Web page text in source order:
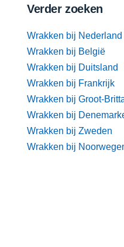
Verder zoeken
Wrakken bij Nederland
Wrakken bij België
Wrakken bij Duitsland
Wrakken bij Frankrijk
Wrakken bij Groot-
Wrakken bij
Wrakken bij Zweden
Wrakken bij